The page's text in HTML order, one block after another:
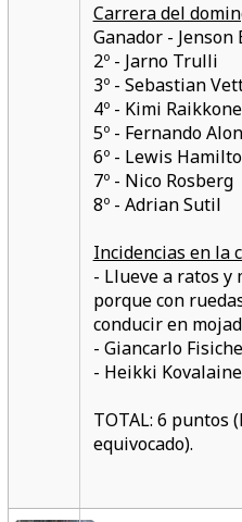
Carrera del
Ganador -
2º - Jarno Trulli
3º - Sebastian
4º - Kimi
5º - Fernando
6º - Lewis
7º - Nico Rosberg
8º - Adrian Sutil
Incidencias en la
- Llueve a ratos y
porque con
conducir en
- Giancarlo
- Heikki
TOTAL: 6 puntos
equivocado).